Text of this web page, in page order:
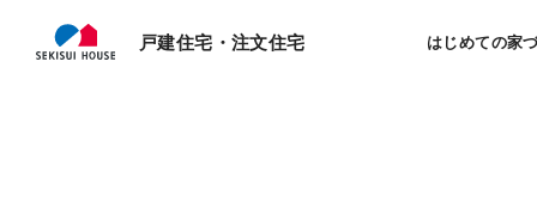
戸建住宅・注文住宅 はじめての家